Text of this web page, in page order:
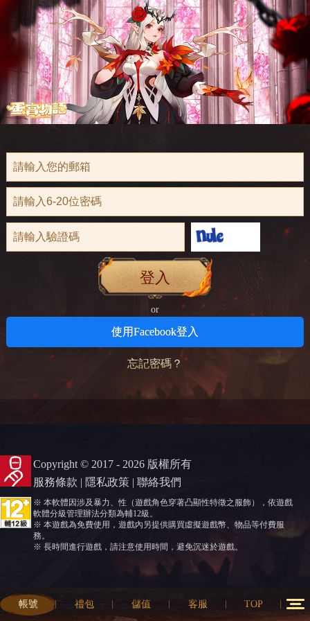
登入
or
使用Facebook登入
忘記密碼？
Copyright © 2017 - 2026 版權所有
服務條款 | 隱私政策 | 聯絡我們
※ 本軟體因涉及暴力、性（遊戲角色穿著凸顯性特徵之服飾），依遊戲
軟體分級管理辦法分類為輔12級。
※ 本遊戲為免費使用，遊戲內另提供購買虛擬遊戲幣、物品等付費服
務。
※ 長時間進行遊戲，請注意使用時間，避免沉迷於遊戲。
帳號 禮包 儲值 客服 TOP 12